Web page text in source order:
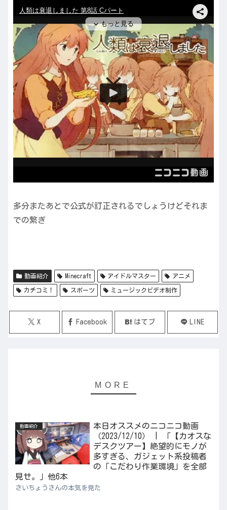
多分またあとで公式が訂正されるでしょうけどそれま
での繋ぎ
動画紹介 Minecraft アイドルマスター アニメ
カチコミ！ スポーツ ミュージックビデオ制作
X Facebook はてブ LINE
動画紹介
本日オススメのニコニコ動画
（2023/12/10） | 「【カオスな
デスクツアー】絶望的にモノが
多すぎる、ガジェット系投稿者
の「こだわり作業環境」を全部
見せ。」他6本
さいちょうさんの本気を見た